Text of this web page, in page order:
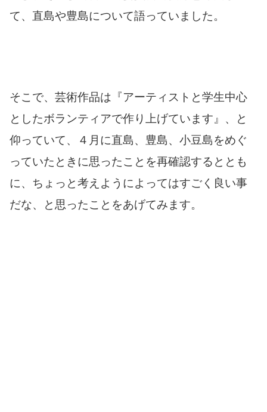
て、直島や豊島について語っていました。
そこで、芸術作品は『アーティストと学生中心
としたボランティアで作り上げています』、と
仰っていて、４月に直島、豊島、小豆島をめぐ
っていたときに思ったことを再確認するととも
に、ちょっと考えようによってはすごく良い事
だな、と思ったことをあげてみます。